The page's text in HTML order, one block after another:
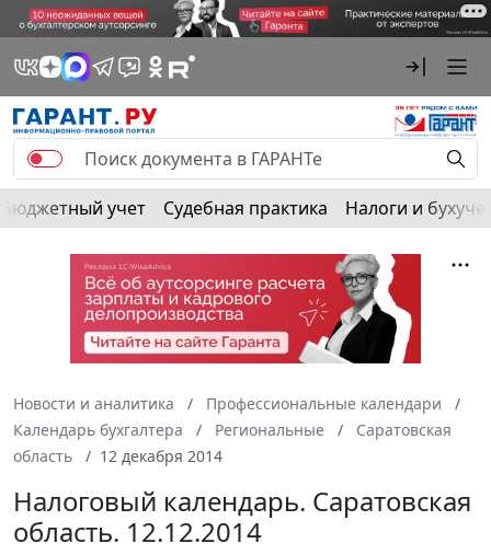
Бюджетный учет Судебная практика Налоги и
Новости и аналитика
Профессиональные календари
Календарь бухгалтера
Региональные
Саратовская
область
12 декабря 2014
Налоговый календарь. Саратовская
область. 12.12.2014